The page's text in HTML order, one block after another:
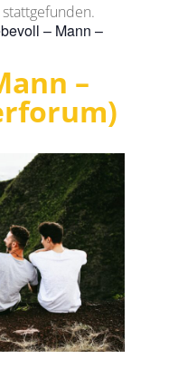
– Mann –
–